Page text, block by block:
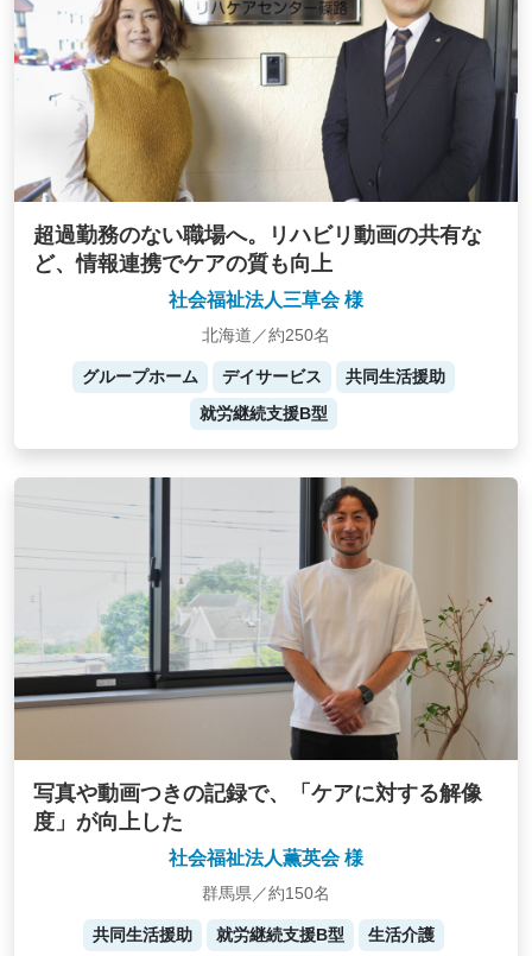
超過勤務のない職場へ。リハビリ動画の共有な
ど、情報連携でケアの質も向上
社会福祉法人三草会 様
北海道／約250名
グループホーム デイサービス
共同生活援助
就労継続支援B型
写真や動画つきの記録で、「ケアに対する解像
度」が向上した
社会福祉法人薫英会 様
群馬県／約150名
共同生活援助 就労継続支援B型
生活介護